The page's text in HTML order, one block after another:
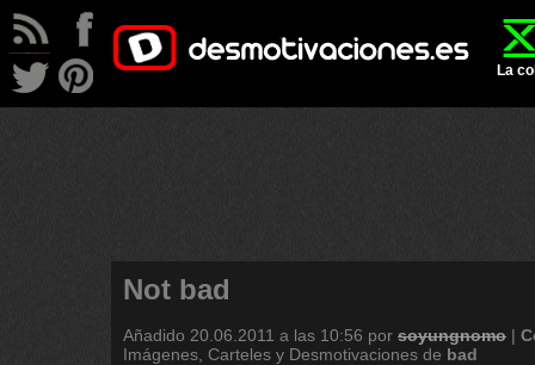
La
Not bad
Añadido 20.06.2011 a las 10:56 por soyungnomo |
Imágenes, Carteles y Desmotivaciones de bad